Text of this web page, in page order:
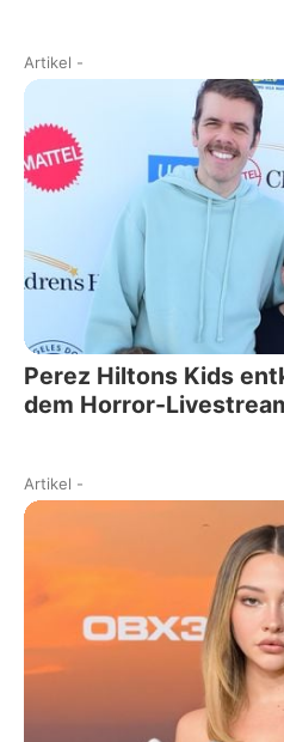
Artikel -
Perez Hiltons Kids
dem Horror-
Artikel -